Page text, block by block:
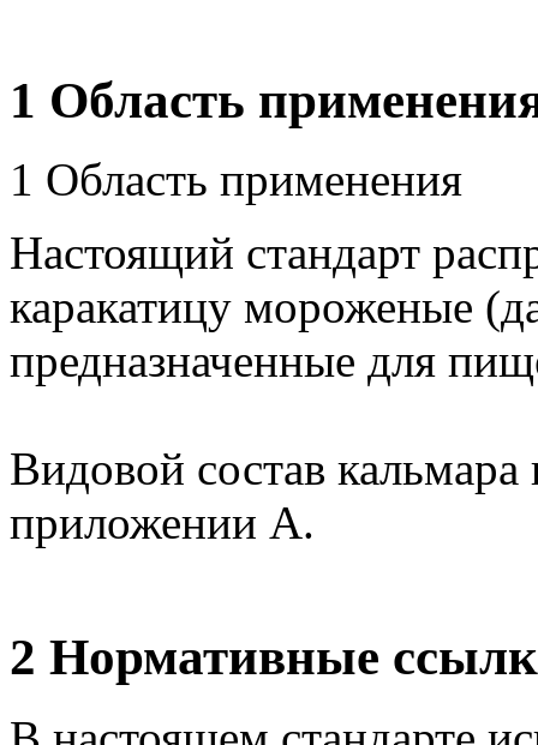
1 Область
1 Область применения
Настоящий стандарт
каракатицу мороженые
предназначенные для
Видовой состав
приложении А.
2 Нормативные